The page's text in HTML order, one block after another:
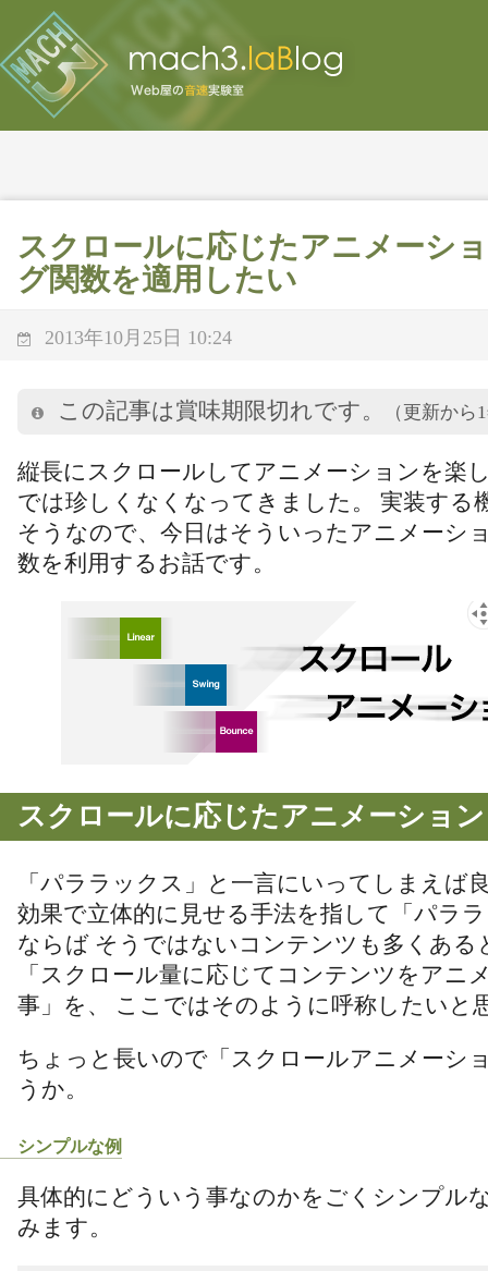
スクロールに応じたアニメーシ
グ関数を適用したい
2013年10月25日 10:24
この記事は賞味期限切れです。 （更新か
縦長にスクロールしてアニメーションを楽
では珍しくなくなってきました。 実装する
そうなので、今日はそういったアニメーシ
数を利用するお話です。
スクロールに応じたアニメーショ
「パララックス」と一言にいってしまえば
効果で立体的に見せる手法を指して「パラ
ならば そうではないコンテンツも多くある
「スクロール量に応じてコンテンツをアニ
事」を、 ここではそのように呼称したいと
ちょっと長いので「スクロールアニメーシ
うか。
シンプルな例
具体的にどういう事なのかをごくシンプル
みます。